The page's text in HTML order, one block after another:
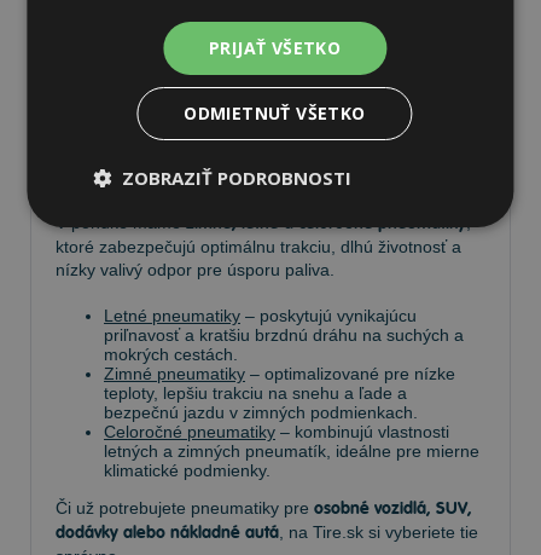
a úspornú jazdu. Na
nájdete široký výber
pneumatík pre rôzne typy vozidiel a jazdných
Ponúkameprémiové značky, akoContinental ,Barum
Michelin ,Pirelli,DunlopaNokian.
V ponuke máme zimné, letné a celoročné pneumatiky
ktoré zabezpečujú optimálnu trakciu, dlhú životnosť a
nízky valivý odpor pre úsporu paliva.
Letné pneumatiky – poskytujú vynikajúcu
priľnavosť a kratšiu brzdnú dráhu na suchých a
mokrých cestách.
Zimné pneumatiky – optimalizované pre nízke
teploty, lepšiu trakciu na snehu a ľade a
bezpečnú jazdu v zimných podmienkach.
Celoročné pneumatiky – kombinujú vlastnosti
letných a zimných pneumatík, ideálne pre mierne
klimatické podmienky.
Či už potrebujete pneumatiky pre osobné vozidlá, SUV,
dodávky alebo nákladné autá , na Tire.sk si vyberiete tie
PRIJAŤ VŠETKO
ODMIETNUŤ VŠETKO
ZOBRAZIŤ PODROBNOSTI